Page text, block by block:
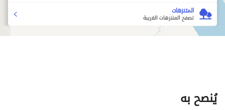
المتنزهات
تصفح المتنزهات القريبة
يُنصح به